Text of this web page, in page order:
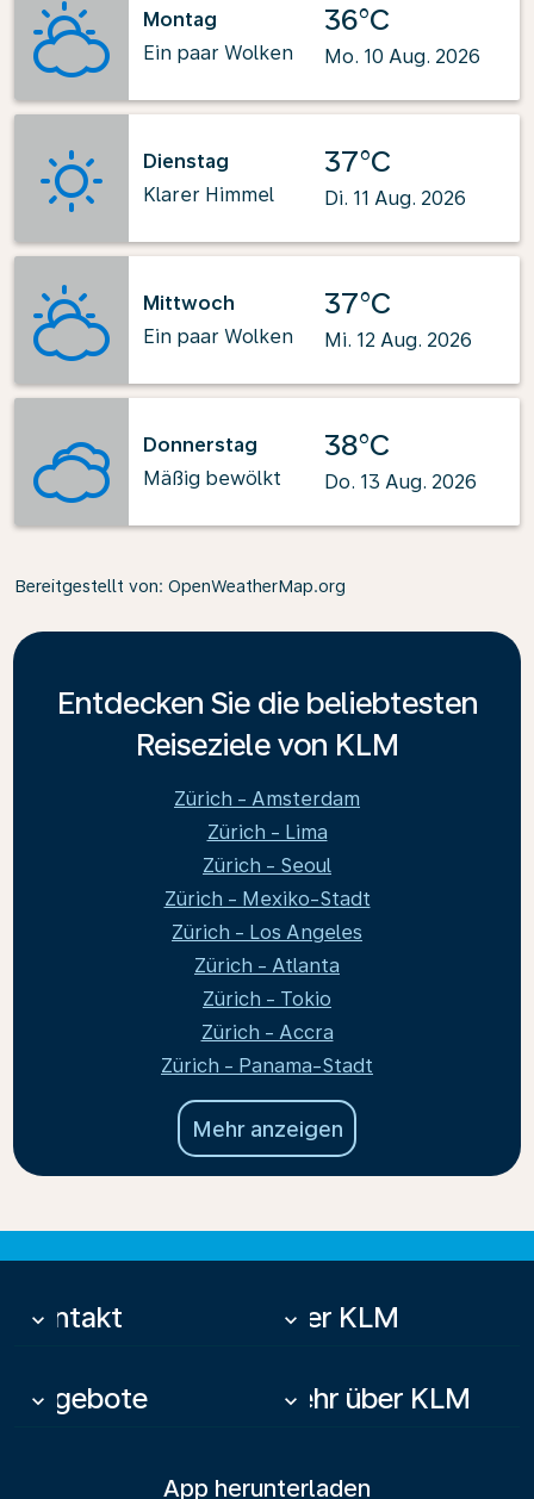
Montag
Ein paar Wolken
36°C
Mo. 10 Aug. 2026
Dienstag
Klarer Himmel
37°C
Di. 11 Aug. 2026
Mittwoch
Ein paar Wolken
37°C
Mi. 12 Aug. 2026
Donnerstag
Mäßig bewölkt
38°C
Do. 13 Aug. 2026
Bereitgestellt von: OpenWeatherMap.org
Entdecken Sie die beliebtesten
Reiseziele von KLM
Zürich - Amsterdam
Zürich - Lima
Zürich - Seoul
Zürich - Mexiko-Stadt
Zürich - Los Angeles
Zürich - Atlanta
Zürich - Tokio
Zürich - Accra
Zürich - Panama-Stadt
Mehr anzeigen
Kontakt
keyboard_arrow_down Über KLM
keyboard_arrow_down
Angebote
keyboard_arrow_down Mehr über KLM
keyboard_arrow_down
App herunterladen